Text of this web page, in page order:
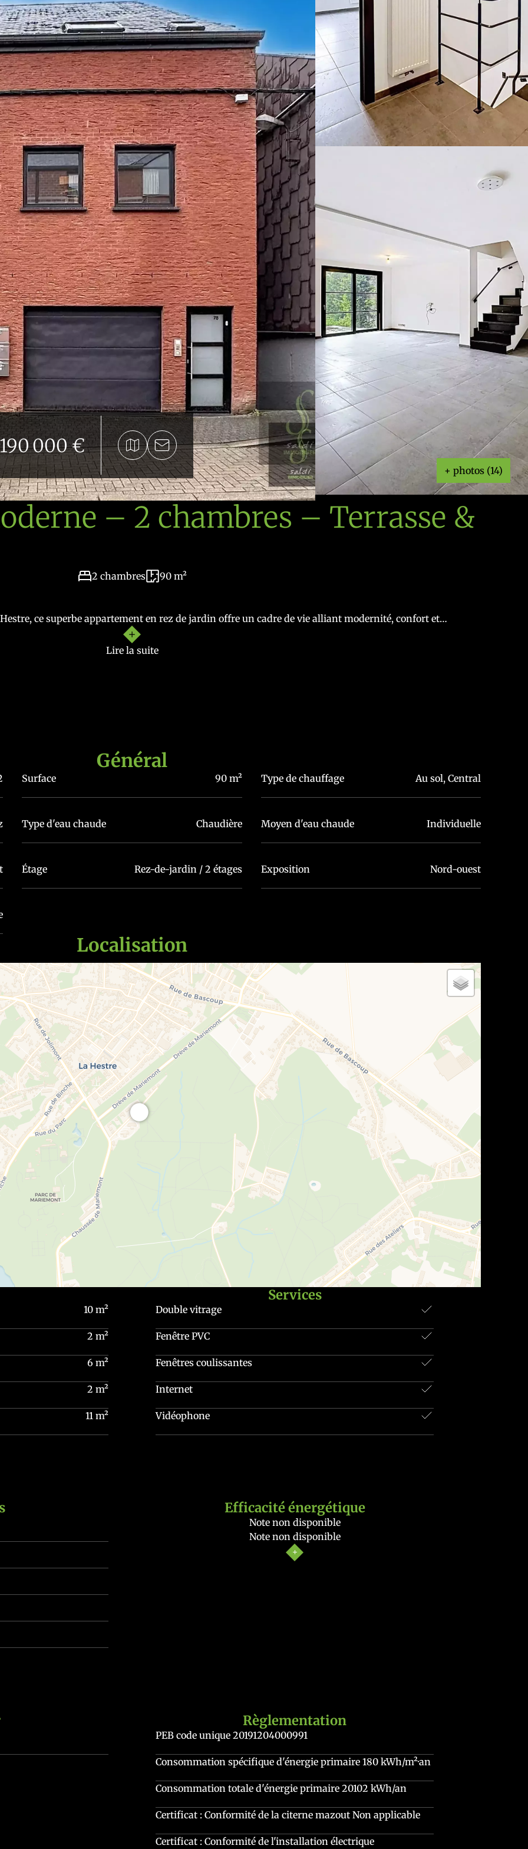
000 €
+ photos (14)
– 2 chambres – Terrasse &
2 chambres
90 m²
ce superbe appartement en rez de jardin offre un cadre de vie alliant modernité, confort et
et son accès direct au jardin.
profitez d’un environnement verdoyant tout en restant proche des commodités : commerces, écoles,
la salle à manger
demande)
contractuel. Le(s) propriétaire(s) se réserve(nt) le droit d’apprécier la hauteur et la qualité des offres
Lire la suite
Général
Surface 90 m² Type de chauffage Au sol, Central
Type d'eau chaude Chaudière Moyen d'eau chaude Individuelle
Étage Rez-de-jardin / 2 étages Exposition Nord-ouest
Localisation
10 m²
2 m²
6 m²
2 m²
11 m²
Services
Double vitrage
Fenêtre PVC
Fenêtres coulissantes
Internet
Vidéophone
Efficacité énergétique
Note non disponible
Note non disponible
Règlementation
PEB code unique 20191204000991
Consommation spécifique d'énergie primaire 180 kWh/m²·an
Consommation totale d'énergie primaire 20102 kWh/an
Certificat : Conformité de la citerne mazout Non applicable
Certificat : Conformité de l'installation électrique